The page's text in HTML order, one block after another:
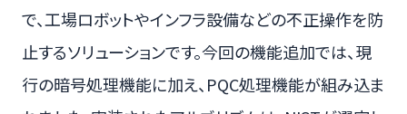
で、工場ロボットやインフラ設備などの不正操作を防
止するソリューションです。今回の機能追加では、現
行の暗号処理機能に加え、PQC処理機能が組み込ま